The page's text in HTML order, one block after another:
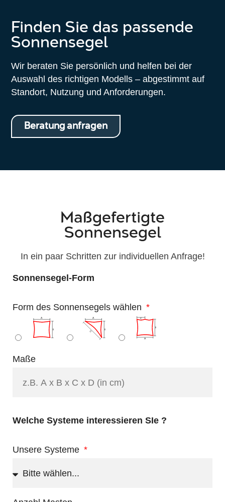
Finden Sie das passende
Sonnensegel
Wir beraten Sie persönlich und helfen bei der
Auswahl des richtigen Modells – abgestimmt auf
Standort, Nutzung und Anforderungen.
Beratung anfragen
Maßgefertigte
Sonnensegel
In ein paar Schritten zur individuellen Anfrage!
Sonnensegel-Form
Form des Sonnensegels wählen
Maße
Welche Systeme interessieren SIe ?
Unsere Systeme